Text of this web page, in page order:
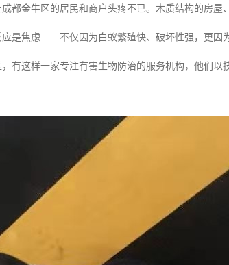
都金牛区的居民和商户头疼不已。木质结构的房屋
是焦虑——不仅因为白蚁繁殖快、破坏性强，更因
有这样一家专注有害生物防治的服务机构，他们以